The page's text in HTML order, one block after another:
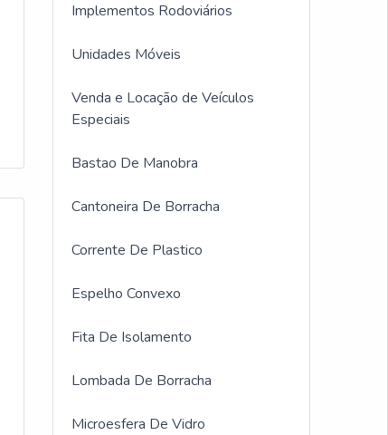
Implementos Rodoviários
Unidades Móveis
Venda e Locação de Veículos
Especiais
Bastao De Manobra
Cantoneira De Borracha
Corrente De Plastico
Espelho Convexo
Fita De Isolamento
Lombada De Borracha
Microesfera De Vidro